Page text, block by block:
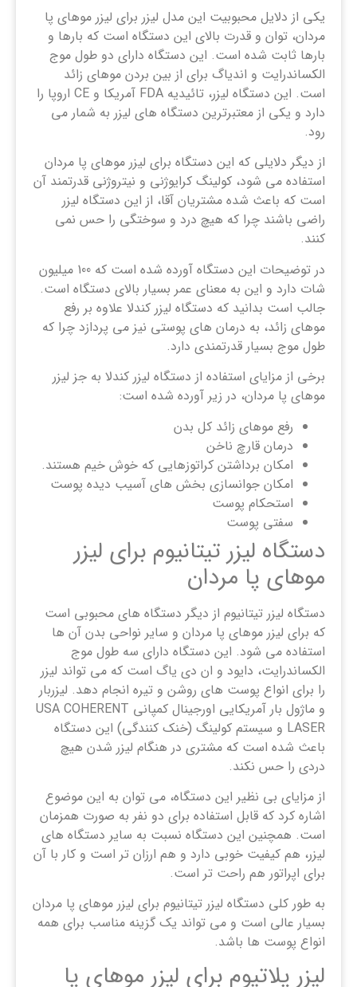
یکی از دلایل محبوبیت این مدل لیزر برای لیزر موهای پا
مردان، توان و قدرت بالای این دستگاه است که بارها و
بارها ثابت شده است. این دستگاه دارای دو طول موج
الکساندرایت و اندیاگ برای از بین بردن موهای زائد
است. این دستگاه لیزر، تائیدیه FDA آمریکا و CE اروپا را
دارد و یکی از معتبرترین دستگاه های لیزر به شمار می
رود.
از دیگر دلایلی که این دستگاه برای لیزر موهای پا مردان
استفاده می شود، کولینگ کرایوژنی و نیتروژنی قدرتمند آن
است که باعث شده مشتریان آقا، از این دستگاه لیزر
راضی باشند چرا که هیچ درد و سوختگی را حس نمی
کنند.
در توضیحات این دستگاه آورده شده است که 100 میلیون
شات دارد و این به معنای عمر بسیار بالای دستگاه است.
جالب است بدانید که دستگاه لیزر کندلا علاوه بر رفع
موهای زائد، به درمان های پوستی نیز می پردازد چرا که
طول موج بسیار قدرتمندی دارد.
برخی از مزایای استفاده از دستگاه لیزر کندلا به جز لیزر
موهای پا مردان، در زیر آورده شده است:
رفع موهای زائد کل بدن
درمان قارچ ناخن
امکان برداشتن کراتوزهایی که خوش خیم هستند.
امکان جوانسازی بخش های آسیب دیده پوست
استحکام پوست
سفتی پوست
دستگاه لیزر تیتانیوم برای لیزر
موهای پا مردان
دستگاه لیزر تیتانیوم از دیگر دستگاه های محبوبی است
که برای لیزر موهای پا مردان و سایر نواحی بدن آن ها
استفاده می شود. این دستگاه دارای سه طول موج
الکساندرایت، دایود و ان دی یاگ است که می تواند لیزر
را برای انواع پوست های روشن و تیره انجام دهد. لیزربار
و ماژول بار آمریکایی اورجینال کمپانی USA COHERENT
LASER و سیستم کولینگ (خنک کنندگی) این دستگاه
باعث شده است که مشتری در هنگام لیزر شدن هیچ
دردی را حس نکند.
از مزایای بی نظیر این دستگاه، می توان به این موضوع
اشاره کرد که قابل استفاده برای دو نفر به صورت همزمان
است. همچنین این دستگاه نسبت به سایر دستگاه های
لیزر، هم کیفیت خوبی دارد و هم ارزان تر است و کار با آن
برای اپراتور هم راحت تر است.
به طور کلی دستگاه لیزر تیتانیوم برای لیزر موهای پا مردان
بسیار عالی است و می تواند یک گزینه مناسب برای همه
انواع پوست ها باشد.
لیزر پلاتیوم برای لیزر موهای پا